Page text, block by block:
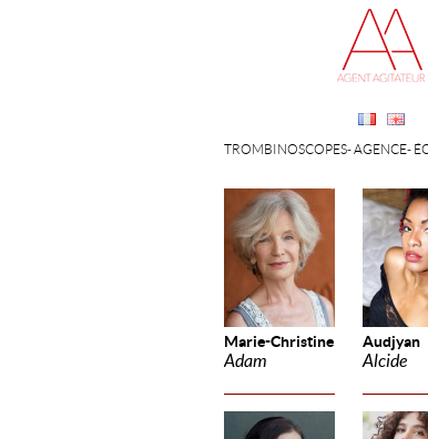
Marie-Christine
Adam
Audjyan
Alcide
TROMBINOSCOPES AGENCE